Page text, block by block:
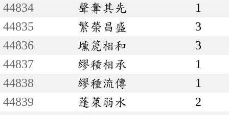
44834
聲奪其先
1
44835
繁榮昌盛
3
44836
壎箎相和
3
44837
繆種相承
1
44838
繆種流傳
1
44839
蓬萊弱水
2